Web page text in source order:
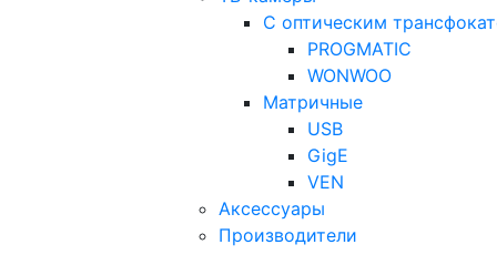
С оптическим
PROGMATIC
WONWOO
Матричные
USB
GigE
VEN
Аксессуары
Производители